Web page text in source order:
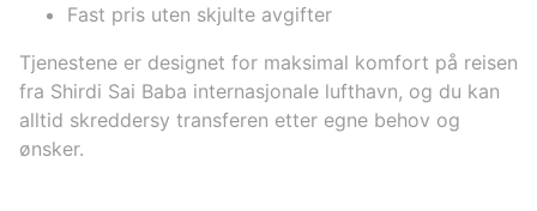
Fast pris uten skjulte avgifter
Tjenestene er designet for maksimal komfort på reisen
fra Shirdi Sai Baba internasjonale lufthavn, og du kan
alltid skreddersy transferen etter egne behov og
ønsker.